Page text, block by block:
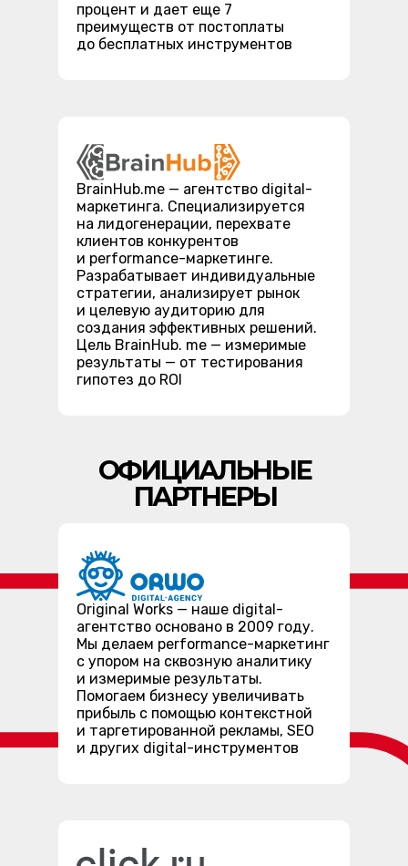
процент и дает еще 7
преимуществ от постоплаты
до бесплатных инструментов
BrainHub.me — агентство digital-
маркетинга. Специализируется
на лидогенерации, перехвате
клиентов конкурентов
и performance-маркетинге.
Разрабатывает индивидуальные
стратегии, анализирует рынок
и целевую аудиторию для
создания эффективных решений.
Цель BrainHub. me — измеримые
результаты — от тестирования
гипотез до ROI
ОФИЦИАЛЬНЫЕ
ПАРТНЕРЫ
Original Works — наше digital-
агентство основано в 2009 году.
Мы делаем performance-маркетинг
с упором на сквозную аналитику
и измеримые результаты.
Помогаем бизнесу увеличивать
прибыль с помощью контекстной
и таргетированной рекламы, SEO
и других digital-инструментов